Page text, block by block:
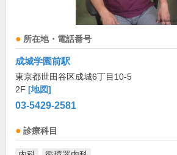
所在地・電話番号
成城学園前駅
東京都世田谷区成城6丁目10-5
2F [地図]
03-5429-2581
診療科目